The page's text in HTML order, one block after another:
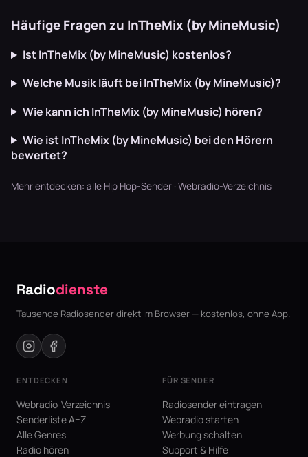
Häufige Fragen zu InTheMix (by MineMusic)
Ist InTheMix (by MineMusic) kostenlos?
Welche Musik läuft bei InTheMix (by MineMusic)?
Wie kann ich InTheMix (by MineMusic) hören?
Wie ist InTheMix (by MineMusic) bei den Hörern
bewertet?
Mehr entdecken: alle Hip Hop-Sender · Webradio-Verzeichnis
Radiodienste
Tausende Radiosender direkt im Browser — kostenlos, ohne App.
ENTDECKEN
Webradio-Verzeichnis
Senderliste A–Z
Alle Genres
Radio hören
FÜR SENDER
Radiosender eintragen
Webradio starten
Werbung schalten
Support & Hilfe